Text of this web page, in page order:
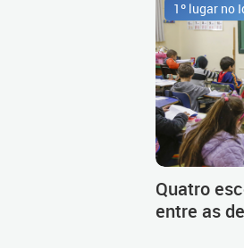
1º lugar no
Quatro
entre as